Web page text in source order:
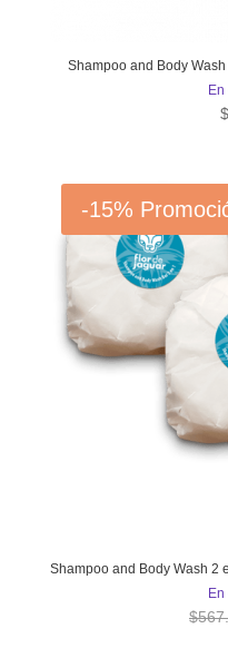
Shampoo and Body
$
-15%
Shampoo and Body Wash 2
$